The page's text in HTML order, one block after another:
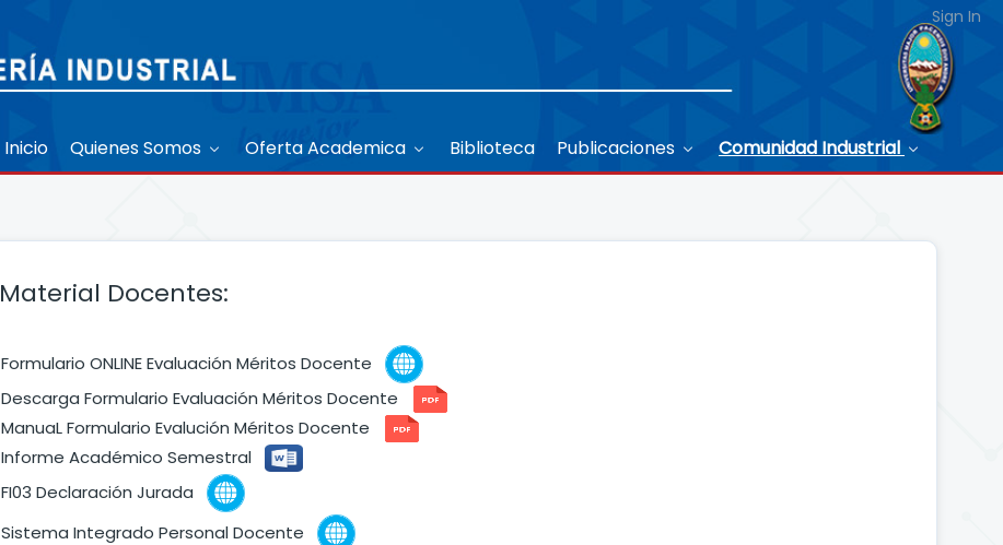
Sign In
Inicio Quienes Somos Oferta Academica Biblioteca Publicaciones Comunidad Industrial
Material Docentes:
Formulario ONLINE Evaluación Méritos Docente
Descarga Formulario Evaluación Méritos Docente
ManuaL Formulario Evalución Méritos Docente
Informe Académico Semestral
FI03 Declaración Jurada
Sistema Integrado Personal Docente